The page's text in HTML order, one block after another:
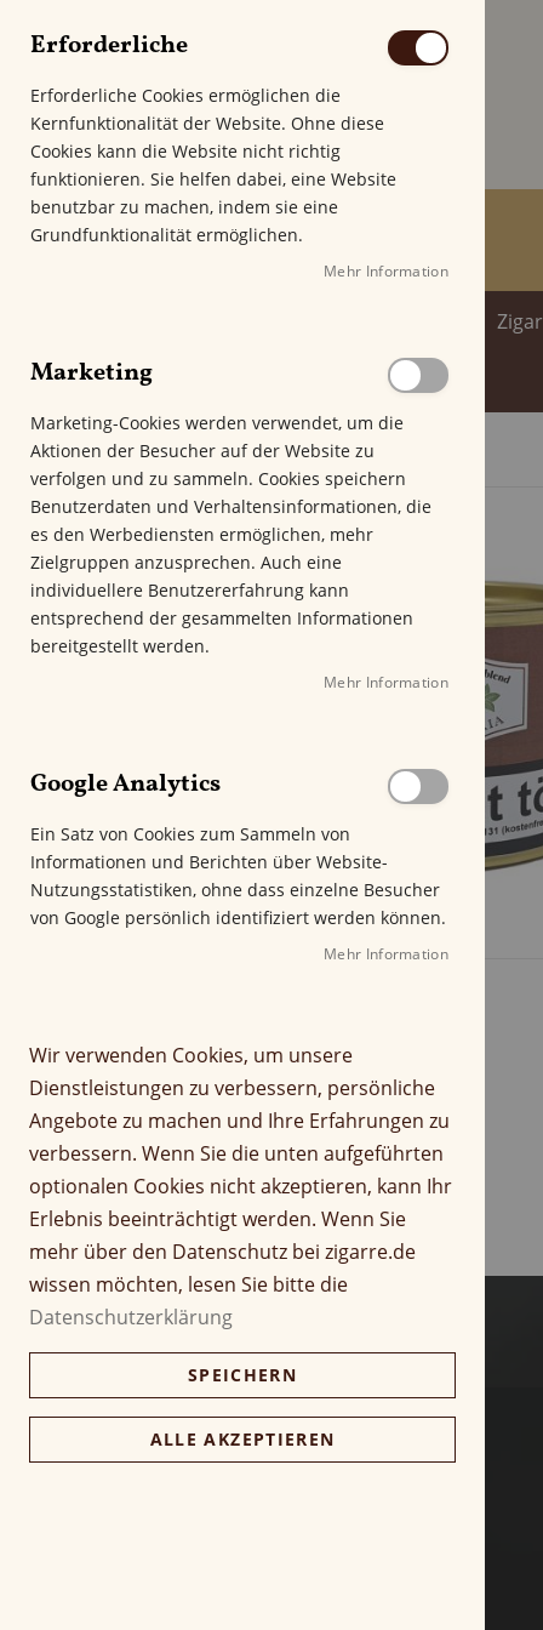
Spirituosenwelt
Startseite Original Warehouse Port Latakia
Z
u
E
n
d
e
i
d
g
a
l
s
p
r
n
g
e
n
A
n
a
n
g
d
e
B
i
l
g
l
Erforderliche
Erforderliche Cookies ermöglichen die
Kernfunktionalität der Website. Ohne diese
Cookies kann die Website nicht richtig
funktionieren. Sie helfen dabei, eine Website
benutzbar zu machen, indem sie eine
Grundfunktionalität ermöglichen.
Mehr Information
Marketing
Marketing-Cookies werden verwendet, um die
Aktionen der Besucher auf der Website zu
verfolgen und zu sammeln. Cookies speichern
Benutzerdaten und Verhaltensinformationen, die
es den Werbediensten ermöglichen, mehr
Zielgruppen anzusprechen. Auch eine
individuellere Benutzererfahrung kann
entsprechend der gesammelten Informationen
bereitgestellt werden.
Mehr Information
Google Analytics
Ein Satz von Cookies zum Sammeln von
Informationen und Berichten über Website-
Nutzungsstatistiken, ohne dass einzelne Besucher
von Google persönlich identifiziert werden können.
Mehr Information
Wir verwenden Cookies, um unsere
Dienstleistungen zu verbessern, persönliche
Angebote zu machen und Ihre Erfahrungen zu
verbessern. Wenn Sie die unten aufgeführten
optionalen Cookies nicht akzeptieren, kann Ihr
Erlebnis beeinträchtigt werden. Wenn Sie
mehr über den Datenschutz bei zigarre.de
wissen möchten, lesen Sie bitte die
Datenschutzerklärung
SPEICHERN
ALLE AKZEPTIEREN